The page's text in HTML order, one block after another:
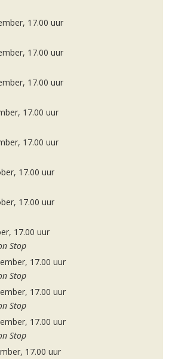
17.00 uur
17.00 uur
17.00 uur
17.00 uur
17.00 uur
17.00 uur
17.00 uur
17.00 uur
Stop
17.00 uur
Stop
17.00 uur
Stop
17.00 uur
Stop
17.00 uur